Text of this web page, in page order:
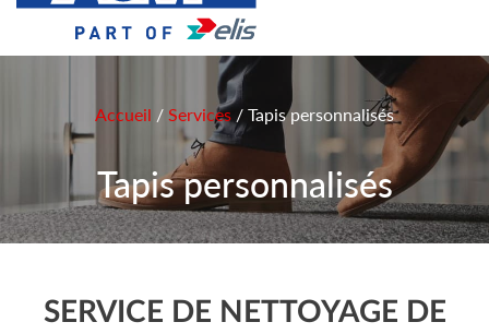
Accueil / Services / Tapis personnalisés
Tapis personnalisés
SERVICE DE NETTOYAGE DE